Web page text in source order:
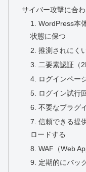
サイバー攻撃に合
1. WordPress本
状態に保つ
2. 推測されにく
3. 二要素認証（
4. ログインペー
5. ログイン試行
6. 不要なプラグ
7. 信頼できる提
ロードする
8. WAF（Web
9. 定期的にバッ